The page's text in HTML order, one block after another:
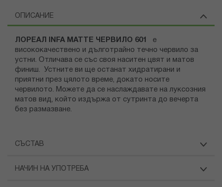
ОПИСАНИЕ
ЛОРЕАЛ INFA MATTE ЧЕРВИЛО 601 е
висококачествено и дълготрайно течно червило за
устни. Отличава се със своя наситен цвят и матов
финиш. Устните ви ще останат хидратирани и
приятни през цялото време, докато носите
червилото. Можете да се наслаждавате на луксозния
матов вид, който издържа от сутринта до вечерта
без размазване.
СЪСТАВ
НАЧИН НА УПОТРЕБА